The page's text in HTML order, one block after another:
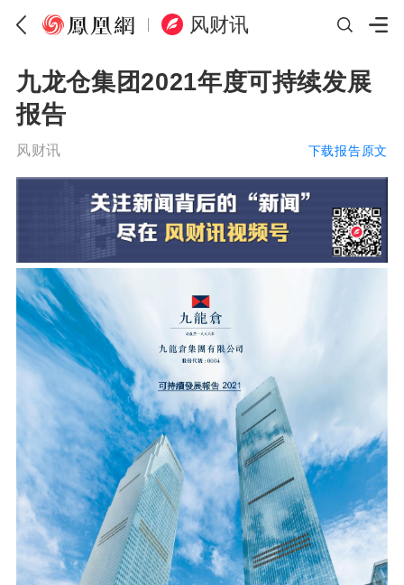
风财讯
九龙仓集团2021年度可持续发展
报告
风财讯 下载报告原文